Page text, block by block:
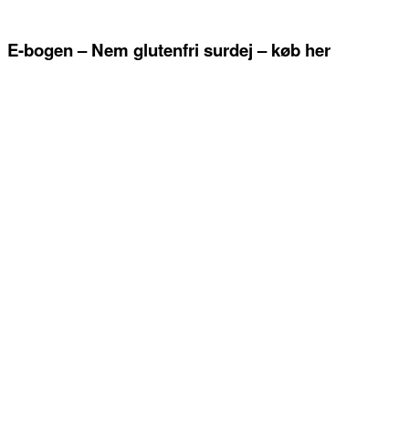
E-bogen – Nem glutenfri surdej – køb her